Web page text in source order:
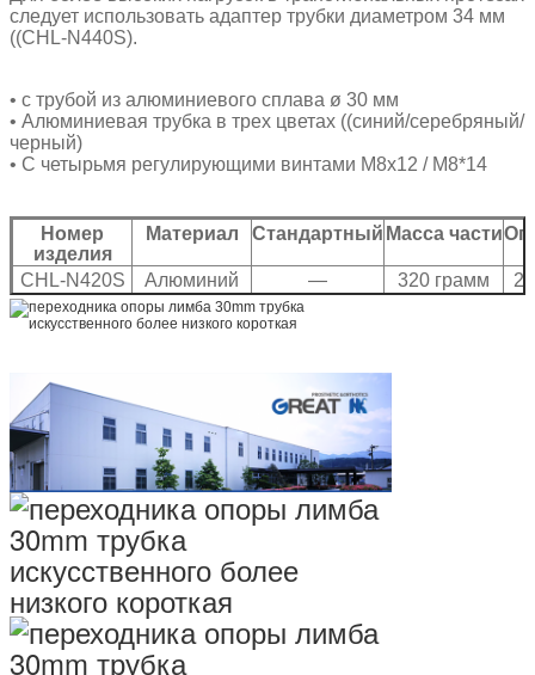
следует использовать адаптер трубки диаметром 34 мм
((CHL-N440S).
• с трубой из алюминиевого сплава ø 30 мм
• Алюминиевая трубка в трех цветах ((синий/серебряный/
черный)
• С четырьмя регулирующими винтами M8x12 / M8*14
Номер
изделия
Материал Стандартный Масса части
CHL-N420S
Алюминий
7075
— 320 грамм